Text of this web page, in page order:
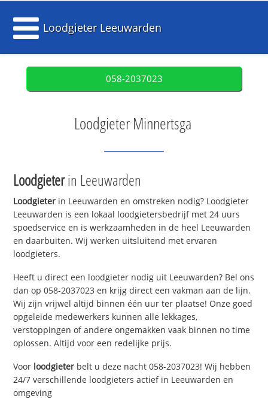
Loodgieter Leeuwarden
058-2037023
Loodgieter Minnertsga
Loodgieterin Leeuwarden
Loodgieter in Leeuwarden en omstreken nodig? Loodgieter
Leeuwarden is een lokaal loodgietersbedrijf met 24 uurs
spoedservice en is werkzaamheden in de heel Leeuwarden
en daarbuiten. Wij werken uitsluitend met ervaren
loodgieters.
Heeft u direct een loodgieter nodig uit Leeuwarden? Bel ons
dan op 058-2037023 en krijg direct een vakman aan de lijn.
Wij zijn vrijwel altijd binnen één uur ter plaatse! Onze goed
opgeleide medewerkers kunnen alle lekkages,
verstoppingen of andere ongemakken vaak binnen no time
oplossen. Altijd voor een redelijke prijs.
Voor loodgieter belt u deze nacht 058-2037023! Wij hebben
24/7 verschillende loodgieters actief in Leeuwarden en
omgeving